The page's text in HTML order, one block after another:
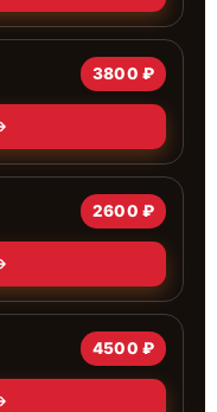
3800 ₽
2600 ₽
4500 ₽